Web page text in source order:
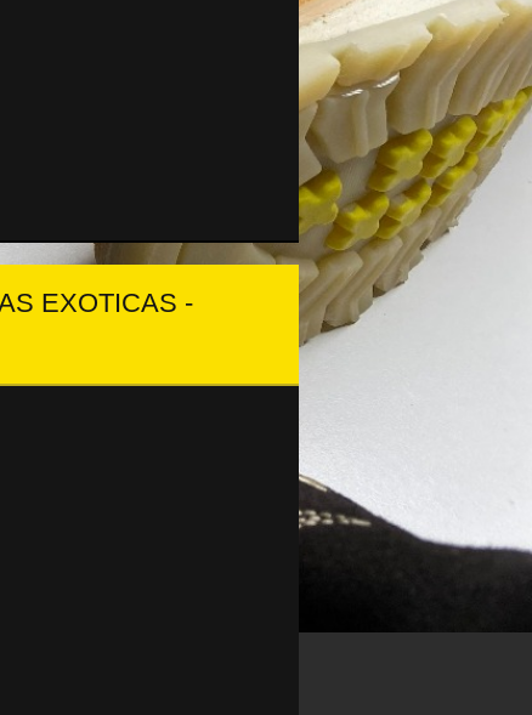
EXOTICAS -